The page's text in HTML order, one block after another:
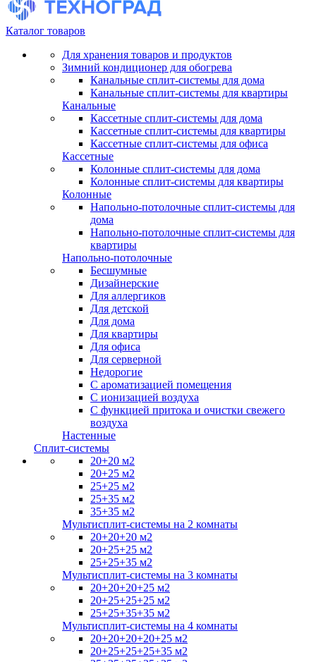
Каталог товаров
Для хранения товаров и продуктов
Зимний кондиционер для обогрева
Канальные сплит-системы для дома
Канальные сплит-системы для квартиры
Канальные
Кассетные сплит-системы для дома
Кассетные сплит-системы для квартиры
Кассетные сплит-системы для офиса
Кассетные
Колонные сплит-системы для дома
Колонные сплит-системы для квартиры
Колонные
Напольно-потолочные сплит-системы для
дома
Напольно-потолочные сплит-системы для
квартиры
Напольно-потолочные
Бесшумные
Дизайнерские
Для аллергиков
Для детской
Для дома
Для квартиры
Для офиса
Для серверной
Недорогие
С ароматизацией помещения
С ионизацией воздуха
С функцией притока и очистки свежего
воздуха
Настенные
Сплит-системы
20+20 м2
20+25 м2
25+25 м2
25+35 м2
35+35 м2
Мультисплит-системы на 2 комнаты
20+20+20 м2
20+25+25 м2
25+25+35 м2
Мультисплит-системы на 3 комнаты
20+20+20+25 м2
20+25+25+25 м2
25+25+35+35 м2
Мультисплит-системы на 4 комнаты
20+20+20+20+25 м2
20+25+25+25+35 м2